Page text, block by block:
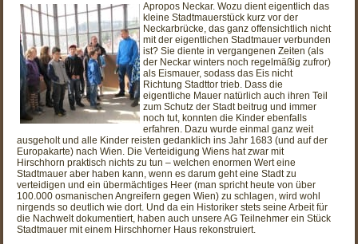
Apropos Neckar. Wozu dient eigentlich das
kleine Stadtmauerstück kurz vor der
Neckarbrücke, das ganz offensichtlich nicht
mit der eigentlichen Stadtmauer verbunden
ist? Sie diente in vergangenen Zeiten (als
der Neckar winters noch regelmäßig zufror)
als Eismauer, sodass das Eis nicht
Richtung Stadttor trieb. Dass die
eigentliche Mauer natürlich auch ihren Teil
zum Schutz der Stadt beitrug und immer
noch tut, konnten die Kinder ebenfalls
erfahren. Dazu wurde einmal ganz weit
ausgeholt und alle Kinder reisten gedanklich ins Jahr 1683 (und auf der
Europakarte) nach Wien. Die Verteidigung Wiens hat zwar mit
Hirschhorn praktisch nichts zu tun – welchen enormen Wert eine
Stadtmauer aber haben kann, wenn es darum geht eine Stadt zu
verteidigen und ein übermächtiges Heer (man spricht heute von über
100.000 osmanischen Angreifern gegen Wien) zu schlagen, wird wohl
nirgends so deutlich wie dort. Und da ein Historiker stets seine Arbeit für
die Nachwelt dokumentiert, haben auch unsere AG Teilnehmer ein Stück
Stadtmauer mit einem Hirschhorner Haus rekonstruiert.